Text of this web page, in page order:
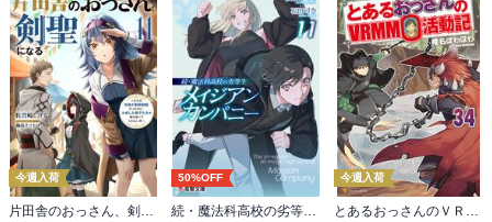
今週入荷 50%OFF 今週入荷